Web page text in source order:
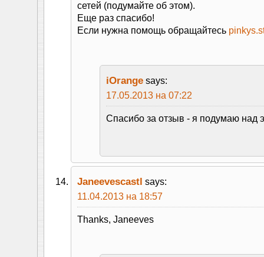
сетей (подумайте об этом).
Еще раз спасибо!
Если нужна помощь обращайтесь
iOrange says:
17.05.2013 на 07:22
Спасибо за отзыв - я подумаю над
Janeevescastl says:
11.04.2013 на 18:57
Thanks, Janeeves